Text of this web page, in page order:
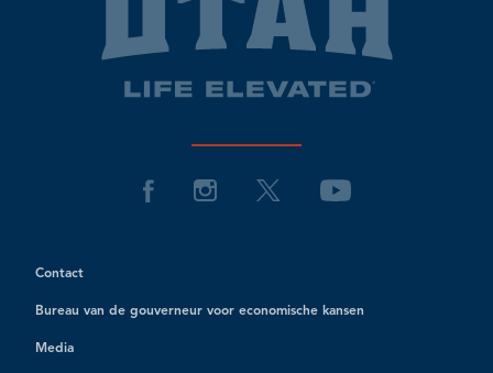
Contact
Bureau van de gouverneur voor economische kansen
Media